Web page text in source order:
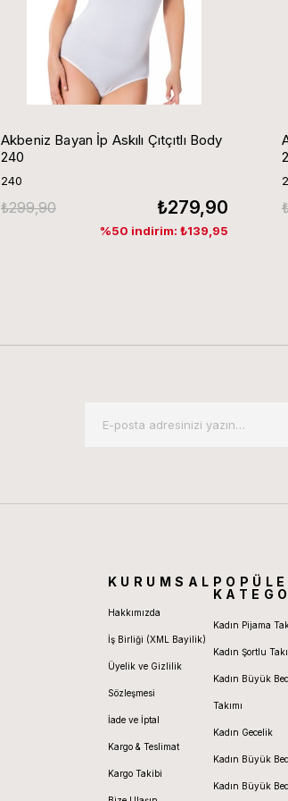
Akbeniz Bayan İp Askılı Çıtçıtlı Body
240
240
₺279,90
₺299,90
%50 indirim: ₺139,95
KURUMSAL
Hakkımızda
İş Birliği (XML Bayilik)
Üyelik ve Gizlilik
Sözleşmesi
İade ve İptal
Kargo & Teslimat
Kargo Takibi
Kadın Pijama
Kadın Şortlu
Kadın Büyük
Takımı
Kadın Gecelik
Kadın Büyük
Kadın Büyük